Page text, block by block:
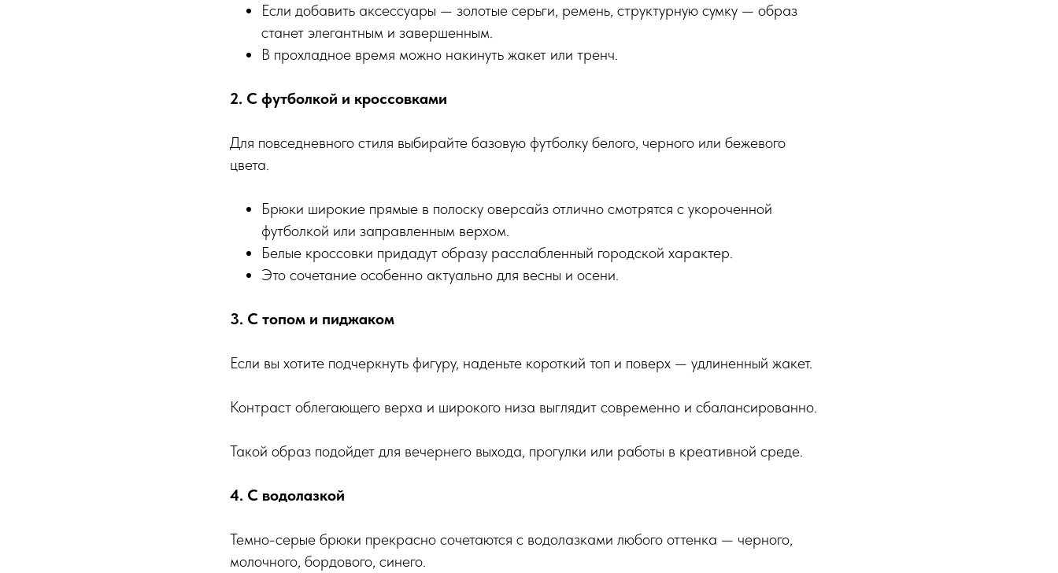
Если добавить аксессуары — золотые серьги, ремень, структурную сумку — образ
станет элегантным и завершенным.
В прохладное время можно накинуть жакет или тренч.
2. С футболкой и кроссовками
Для повседневного стиля выбирайте базовую футболку белого, черного или бежевого
цвета.
Брюки широкие прямые в полоску оверсайз отлично смотрятся с укороченной
футболкой или заправленным верхом.
Белые кроссовки придадут образу расслабленный городской характер.
Это сочетание особенно актуально для весны и осени.
3. С топом и пиджаком
Если вы хотите подчеркнуть фигуру, наденьте короткий топ и поверх — удлиненный жакет.
Контраст облегающего верха и широкого низа выглядит современно и сбалансированно.
Такой образ подойдет для вечернего выхода, прогулки или работы в креативной среде.
4. С водолазкой
Темно-серые брюки прекрасно сочетаются с водолазками любого оттенка — черного,
молочного, бордового, синего.